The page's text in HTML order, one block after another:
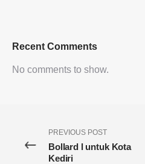
Recent Comments
No comments to show.
PREVIOUS POST
Bollard l untuk Kota
Kediri